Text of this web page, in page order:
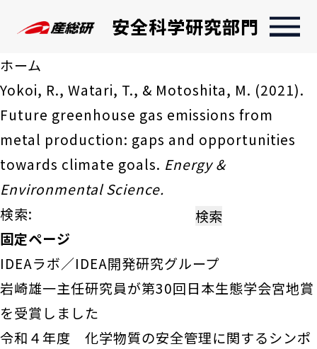
安全科学研究部門
ホーム
Yokoi, R., Watari, T., & Motoshita, M. (2021).
Future greenhouse gas emissions from
metal production: gaps and opportunities
towards climate goals. Energy &
Environmental Science.
検索:
固定ページ
IDEAラボ／IDEA開発研究グループ
岩崎雄一主任研究員が第30回日本生態学会宮地賞
を受賞しました
令和４年度 化学物質の安全管理に関するシンポ